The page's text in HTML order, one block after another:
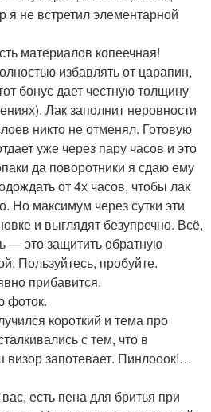
я не встретил элементарной
материалов копеечная!
избавлять от царапин,
бонус дает честную толщину
Лак заполнит неровности
никто не отменял. Готовую
уже через пару часов и это
да поворотники я сдаю ему
от 4х часов, чтобы лак
Но максимум через сутки эти
и выглядят безупречно. Всё,
— это защитить обратную
Пользуйтесь, пробуйте.
прибавится.
фоток.
короткий и тема про
с тем, что в
запотевает. Пинлооок!…
есть пена для бритья при